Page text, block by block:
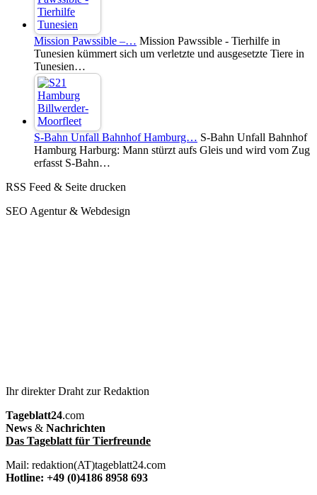
Mission Pawssible –… Mission Pawssible - Tierhilfe in
Tunesien kümmert sich um verletzte und ausgesetzte Tiere in
Tunesien…
S-Bahn Unfall Bahnhof Hamburg… S-Bahn Unfall Bahnhof
Hamburg Harburg: Mann stürzt aufs Gleis und wird vom Zug
erfasst S-Bahn…
RSS Feed & Seite drucken
SEO Agentur & Webdesign
Ihr direkter Draht zur Redaktion
Tageblatt24.com
News & Nachrichten
Das Tageblatt für Tierfreunde
Mail: redaktion(AT)tageblatt24.com
Hotline: +49 (0)4186 8958 693